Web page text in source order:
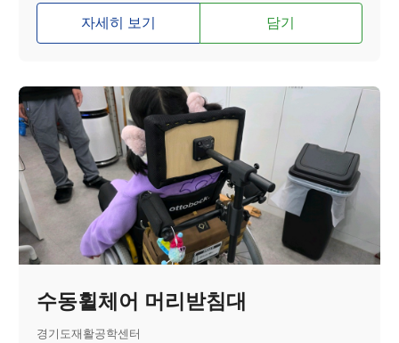
자세히 보기 담기
수동휠체어 머리받침대
경기도재활공학센터